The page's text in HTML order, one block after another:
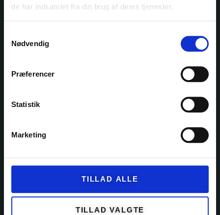
de har indsamlet fra din brug af deres tjenester.
Nødvendig
Præferencer
Statistik
Marketing
TILLAD ALLE
TILLAD VALGTE
2630 Taastrup
KATEGORIER
KITS